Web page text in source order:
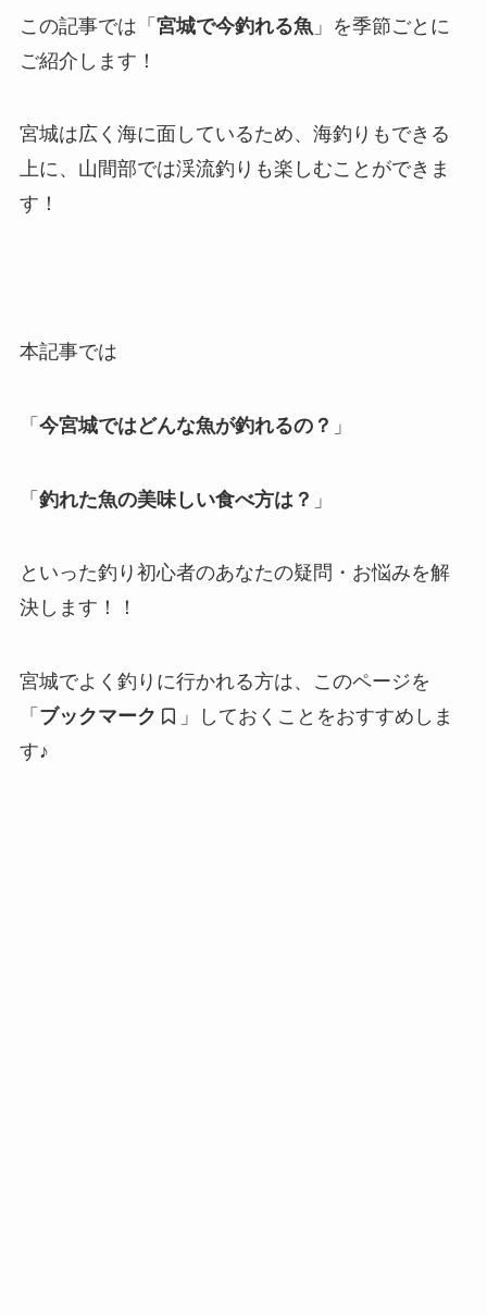
この記事では「 宮城で今釣れる魚 」を季節ごとに
ご紹介します！
宮城は広く海に面しているため、海釣りもできる
上に、山間部では渓流釣りも楽しむことができま
す！
本記事では
「 今宮城ではどんな魚が釣れるの？ 」
「 釣れた魚の美味しい食べ方は？ 」
といった釣り初心者のあなたの疑問・お悩みを解
決します！！
宮城でよく釣りに行かれる方は、このページを
「 ブックマーク
」しておくことをおすすめしま
す♪